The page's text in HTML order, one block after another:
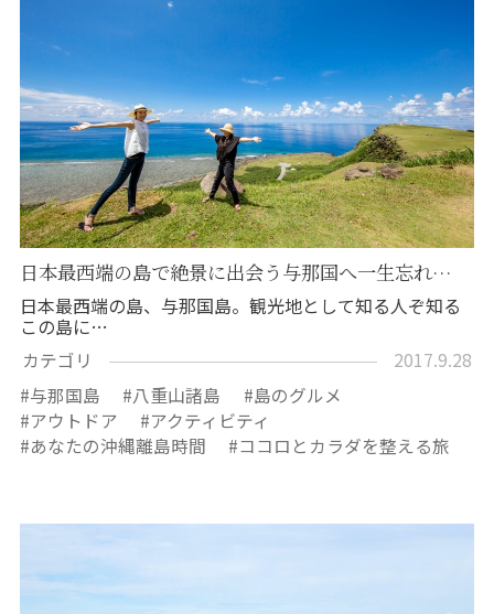
日本最西端の島で絶景に出会う与那国へ一生忘れ…
日本最西端の島、与那国島。観光地として知る人ぞ知る
この島に…
カテゴリ
2017.9.28
与那国島
八重山諸島
島のグルメ
アウトドア
アクティビティ
あなたの沖縄離島時間
ココロとカラダを整える旅